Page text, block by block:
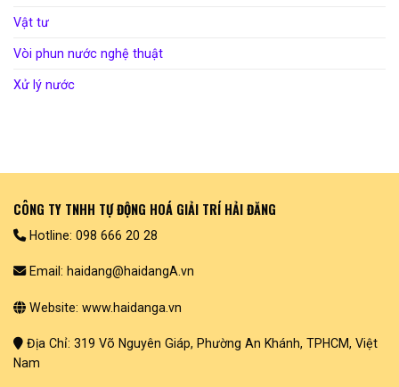
Vật tư
Vòi phun nước nghệ thuật
Xử lý nước
CÔNG TY TNHH TỰ ĐỘNG HOÁ GIẢI TRÍ HẢI ĐĂNG
Hotline: 098 666 20 28
Email: haidang@haidangA.vn
Website: www.haidanga.vn
Địa Chỉ: 319 Võ Nguyên Giáp, Phường An Khánh, TPHCM, Việt
Nam